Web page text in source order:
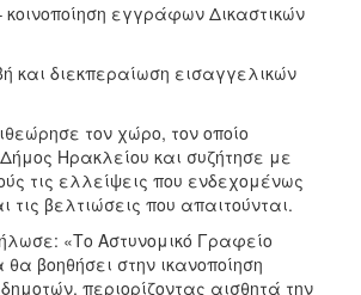
εγγράφων Δικαστικών
διεκπεραίωση εισαγγελικών
τον χώρο, τον οποίο
Ηρακλείου και συζήτησε με
τις ελλείψεις που ενδεχομένως
τις βελτιώσεις που απαιτούνται.
«Το Αστυνομικό Γραφείο
βοηθήσει στην ικανοποίηση
περιορίζοντας αισθητά την